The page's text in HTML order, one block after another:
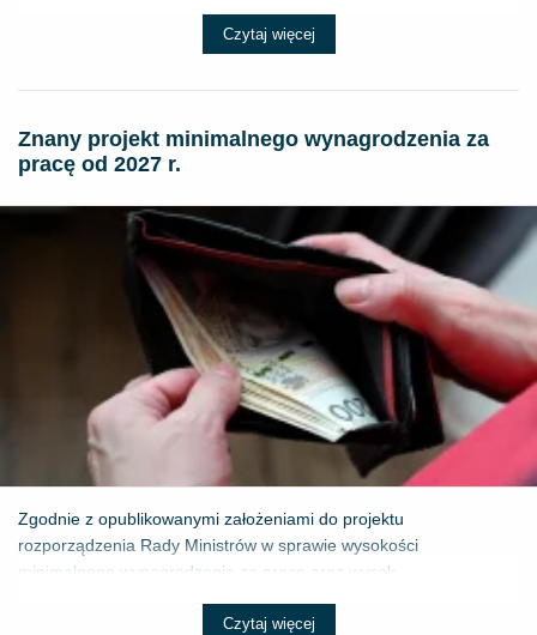
Czytaj więcej
Znany projekt minimalnego wynagrodzenia za
pracę od 2027 r.
Zgodnie z opublikowanymi założeniami do projektu
rozporządzenia Rady Ministrów w sprawie wysokości
minimalnego wynagrodzenia za pracę oraz wysok...
Czytaj więcej